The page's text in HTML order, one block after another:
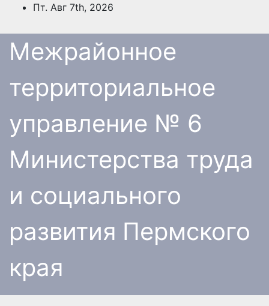
Перейти
содержимому
Пт. Авг 7th, 2026
Межрайонное
территориальное
управление № 6
Министерства труда
и социального
развития Пермского
края